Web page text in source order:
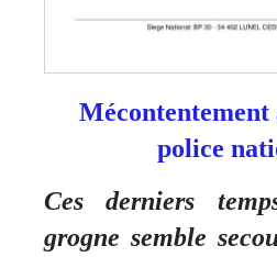
Mécontentement
police
Ces derniers
grogne semble